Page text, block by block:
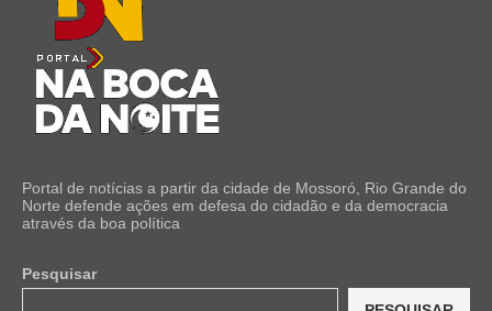
Portal de notícias a partir da cidade de Mossoró, Rio Grande do
Norte defende ações em defesa do cidadão e da democracia
através da boa política
Pesquisar